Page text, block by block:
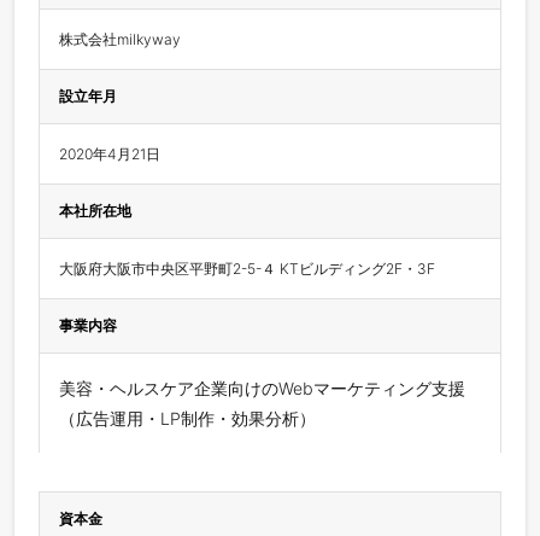
株式会社milkyway
設立年月
2020年4月21日
本社所在地
大阪府大阪市中央区平野町2-5-４ KTビルディング2F・3F
事業内容
美容・ヘルスケア企業向けのWebマーケティング支援
（広告運用・LP制作・効果分析）
資本金